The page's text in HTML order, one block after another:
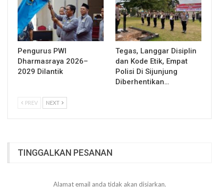
Pengurus PWI
Dharmasraya 2026–
2029 Dilantik
Tegas, Langgar Disiplin
dan Kode Etik, Empat
Polisi Di Sijunjung
Diberhentikan…
PREV NEXT
TINGGALKAN PESANAN
Alamat email anda tidak akan disiarkan.